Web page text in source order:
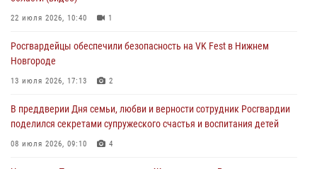
Росгвардейцы обеспечили безопасность на VK Fest в Нижнем
13 июля 2026, 17:13
Нижегородские росгвардейцы за прошедшую неделю выезжали
13 июля 2026, 06:45
Росгвардейцы предотвратили серию краж в Нижнем Новгороде
22 июля 2026, 10:40 1
Росгвардейцы обеспечили безопасность на VK Fest в Нижнем
Новгороде
13 июля 2026, 17:13 2
В преддверии Дня семьи, любви и верности сотрудник Росгвардии
поделился секретами супружеского счастья и воспитания детей
08 июля 2026, 09:10 4